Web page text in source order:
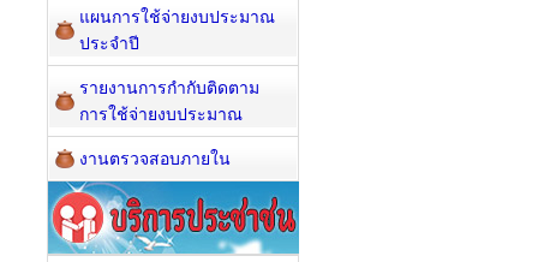
แผนการใช้จ่ายงบประมาณ
ประจำปี
รายงานการกำกับติดตาม
การใช้จ่ายงบประมาณ
งานตรวจสอบภายใน